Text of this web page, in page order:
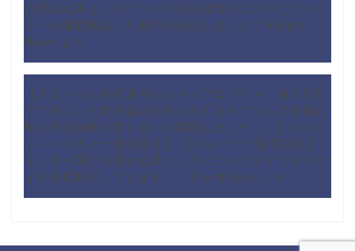
の思わぬ落とし穴について2024年11月にマイプロパ
ティが徹底解説した資料を作成しました | Shoply
News より
【グローバル資産運用ならマイプロパティ 毎月5万
円で安心した老後資金を積み立てるオフショア保険の
個人年金保険の取り扱いを開始しました に
【ジョイ
ントベンチャー株式会社】 【マレーシア教育移住】
インター選びの思わぬ落とし穴についてマイプロパテ
ィが徹底解説してします。 – TrendPulse より